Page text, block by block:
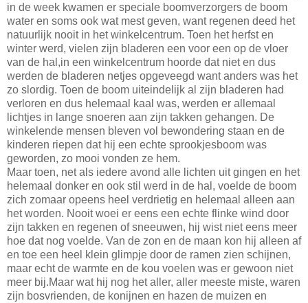
in de week kwamen er speciale boomverzorgers de boom
water en soms ook wat mest geven, want regenen deed het
natuurlijk nooit in het winkelcentrum. Toen het herfst en
winter werd, vielen zijn bladeren een voor een op de vloer
van de hal,in een winkelcentrum hoorde dat niet en dus
werden de bladeren netjes opgeveegd want anders was het
zo slordig. Toen de boom uiteindelijk al zijn bladeren had
verloren en dus helemaal kaal was, werden er allemaal
lichtjes in lange snoeren aan zijn takken gehangen. De
winkelende mensen bleven vol bewondering staan en de
kinderen riepen dat hij een echte sprookjesboom was
geworden, zo mooi vonden ze hem.
Maar toen, net als iedere avond alle lichten uit gingen en het
helemaal donker en ook stil werd in de hal, voelde de boom
zich zomaar opeens heel verdrietig en helemaal alleen aan
het worden. Nooit woei er eens een echte flinke wind door
zijn takken en regenen of sneeuwen, hij wist niet eens meer
hoe dat nog voelde. Van de zon en de maan kon hij alleen af
en toe een heel klein glimpje door de ramen zien schijnen,
maar echt de warmte en de kou voelen was er gewoon niet
meer bij.Maar wat hij nog het aller, aller meeste miste, waren
zijn bosvrienden, de konijnen en hazen de muizen en